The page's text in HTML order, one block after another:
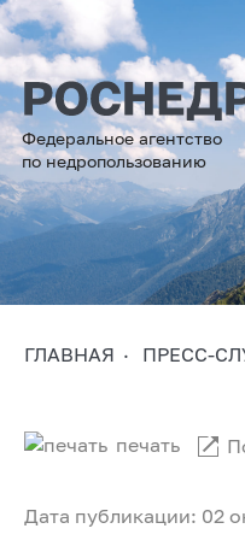
Федеральное агентство
по недропользованию
ГЛАВНАЯ ПРЕСС-
Дата публикации: 02
печать